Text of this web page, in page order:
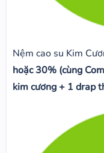
Nệm cao su Kim
hoặc 30% (cùng
kim cương + 1 drap